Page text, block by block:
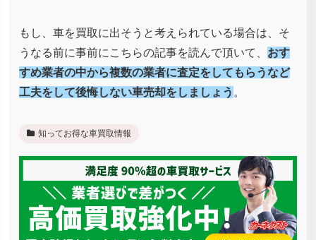
もし、車を買取に出そうと考えられている場合は、そ
うなる前に事前にこちらの記事を読んで頂いて、 おす
すめ業者の中から複数の業者に査定をしてもらうなど
工夫をして後悔しない車売却をしましょう 。
知ってお得な車買取情報